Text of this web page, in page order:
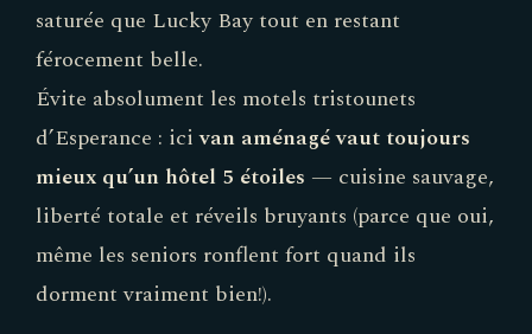
saturée que Lucky Bay tout en restant
férocement belle.
Évite absolument les motels tristounets
d’Esperance : icivan aménagé vaut toujours
mieux qu’un hôtel 5 étoiles — cuisine sauvage,
liberté totale et réveils bruyants (parce que oui,
même les seniors ronflent fort quand ils
dorment vraiment bien!).